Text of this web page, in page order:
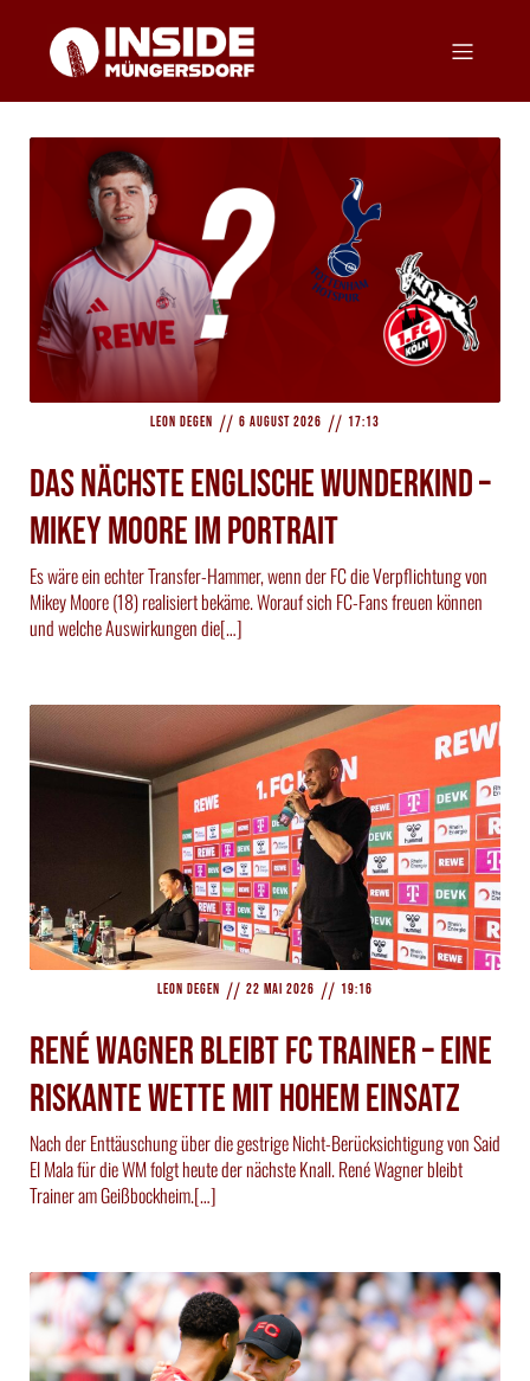
Leon Degen // 6 August 2026 // 17:13
Das nächste englische Wunderkind –
Mikey Moore im Portrait
Es wäre ein echter Transfer-Hammer, wenn der FC die Verpflichtung von
Mikey Moore (18) realisiert bekäme. Worauf sich FC-Fans freuen können
und welche Auswirkungen die[…]
Leon Degen // 22 Mai 2026 // 19:16
René Wagner bleibt FC Trainer – eine
riskante Wette mit hohem Einsatz
Nach der Enttäuschung über die gestrige Nicht-Berücksichtigung von Said
El Mala für die WM folgt heute der nächste Knall. René Wagner bleibt
Trainer am Geißbockheim.[…]